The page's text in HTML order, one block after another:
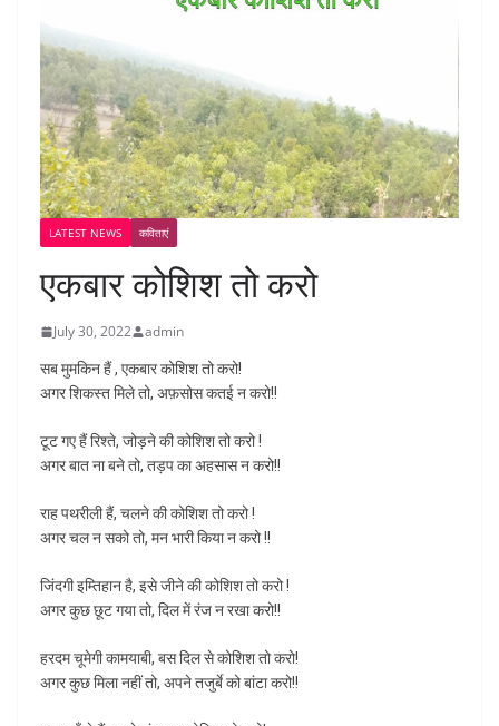
LATEST NEWS कविताएं
एकबार कोशिश तो करो
July 30, 2022 admin
सब मुमकिन हैं , एकबार कोशिश तो करो!
अगर शिकस्त मिले तो, अफ़सोस कतई न करो!!
टूट गए हैं रिश्ते, जोड़ने की कोशिश तो करो !
अगर बात ना बने तो, तड़प का अहसास न करो!!
राह पथरीली हैं, चलने की कोशिश तो करो !
अगर चल न सको तो, मन भारी किया न करो !!
जिंदगी इम्तिहान है, इसे जीने की कोशिश तो करो !
अगर कुछ छूट गया तो, दिल में रंज न रखा करो!!
हरदम चूमेगी कामयाबी, बस दिल से कोशिश तो करो!
अगर कुछ मिला नहीं तो, अपने तजुर्बे को बांटा करो!!